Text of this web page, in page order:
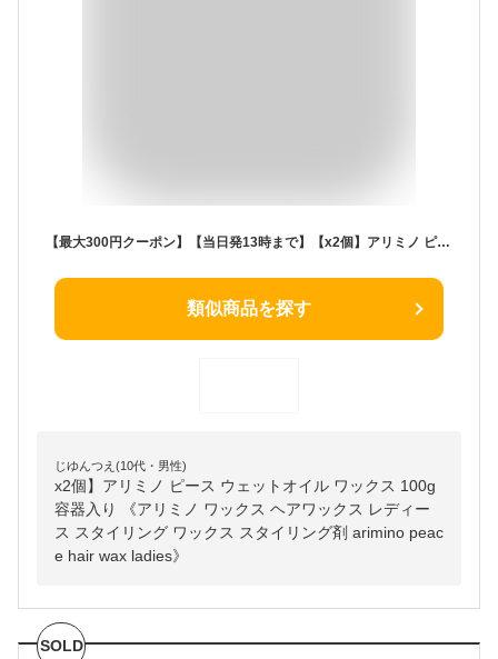
【最大300円クーポン】【当日発13時まで】【x2個】アリミノ ピース ウェットオイル ワックス 100g 容器入り 《アリミノ ワックス ヘアワックス レディース スタイリング ワックス スタイリング剤 arimino peace hair wax ladies》
類似商品を探す
じゆんつえ(10代・男性)
x2個】アリミノ ピース ウェットオイル ワックス 100g
容器入り 《アリミノ ワックス ヘアワックス レディー
ス スタイリング ワックス スタイリング剤 arimino peac
e hair wax ladies》
SOLD